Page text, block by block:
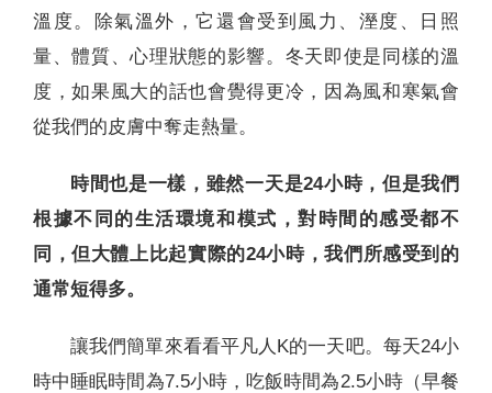
溫度。除氣溫外，它還會受到風力、溼度、日照
量、體質、心理狀態的影響。冬天即使是同樣的溫
度，如果風大的話也會覺得更冷，因為風和寒氣會
從我們的皮膚中奪走熱量。
時間也是一樣，雖然一天是24小時，但是我們
根據不同的生活環境和模式，對時間的感受都不
同，但大體上比起實際的24小時，我們所感受到的
通常短得多。
讓我們簡單來看看平凡人K的一天吧。每天24小
時中睡眠時間為7.5小時，吃飯時間為2.5小時（早餐